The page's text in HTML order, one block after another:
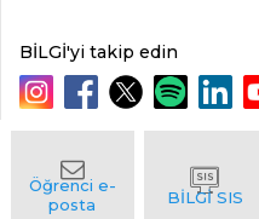
BİLGİ'yi takip edin